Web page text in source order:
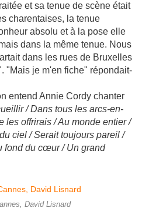
et sa tenue de scène était
charentaises, la tenue
absolu et à la pose elle
dans la même tenue. Nous
dans les rues de Bruxelles
"Mais je m'en fiche" répondait-
entend Annie Cordy chanter
/ Dans tous les arcs-en-
les offrirais / Au monde entier /
ciel / Serait toujours pareil /
fond du cœur / Un grand
David Lisnard